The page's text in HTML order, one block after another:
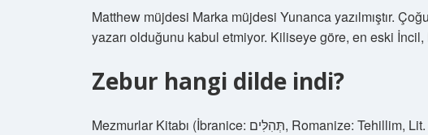
Matthew müjdesi Marka müjdesi Yunanca yazılmıştır.
yazarı olduğunu kabul etmiyor. Kiliseye göre, en eski
Zebur hangi dilde indi?
Mezmurlar Kitabı (İbranice: תְּהִלִּים, Romanize: Tehillim, Lit. “Övgü”), Popüler İsim, Taah’ın üçüncü kısmı,